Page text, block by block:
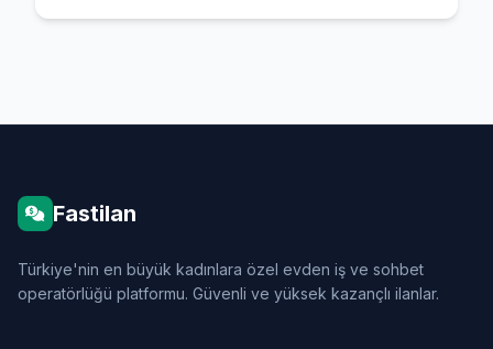
Fastilan
Türkiye'nin en büyük kadınlara özel evden iş ve sohbet
operatörlüğü platformu. Güvenli ve yüksek kazançlı ilanlar.